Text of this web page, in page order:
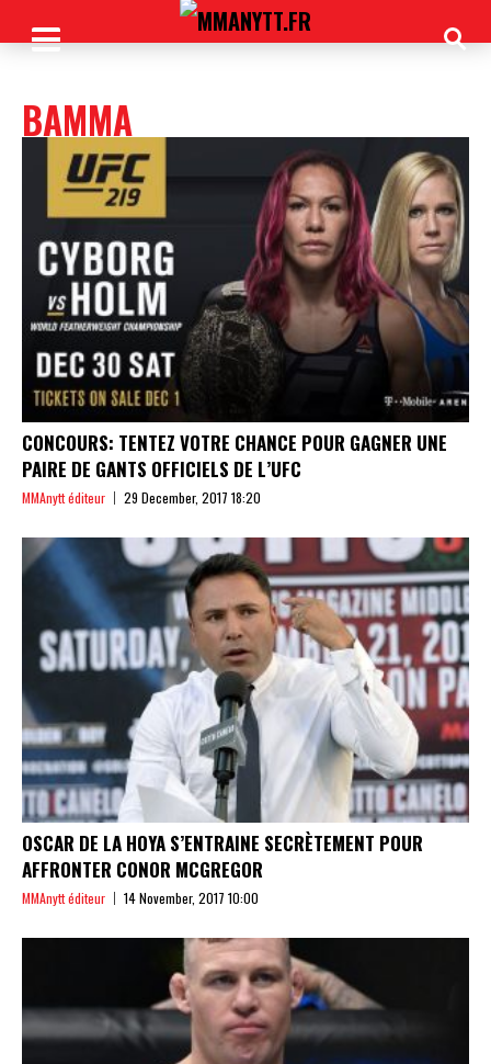
BAMMA
CONCOURS: TENTEZ VOTRE CHANCE POUR GAGNER UNE
PAIRE DE GANTS OFFICIELS DE L’UFC
MMAnytt éditeur 29 December, 2017 18:20
OSCAR DE LA HOYA S’ENTRAINE SECRÈTEMENT POUR
AFFRONTER CONOR MCGREGOR
MMAnytt éditeur 14 November, 2017 10:00